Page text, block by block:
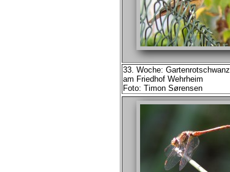
33. Woche: Gartenrotschwanz
am Friedhof Wehrheim
Foto: Timon Sørensen